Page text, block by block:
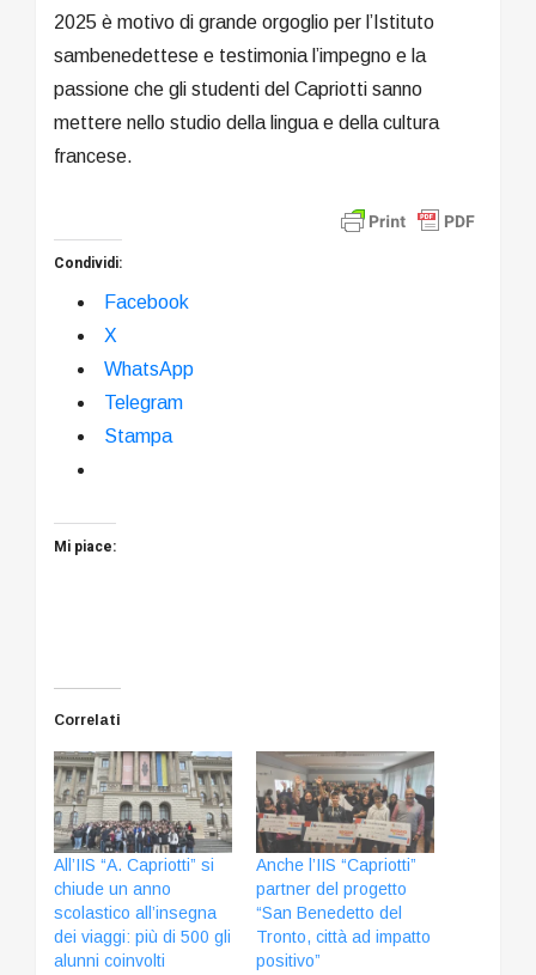
2025 è motivo di grande orgoglio per l’Istituto
sambenedettese e testimonia l’impegno e la
passione che gli studenti del Capriotti sanno
mettere nello studio della lingua e della cultura
francese.
Condividi:
Facebook
X
WhatsApp
Telegram
Stampa
Mi piace:
Correlati
All’IIS “A. Capriotti” si
chiude un anno
scolastico all’insegna
dei viaggi: più di 500 gli
alunni coinvolti
Anche l’IIS “Capriotti”
partner del progetto
“San Benedetto del
Tronto, città ad impatto
positivo”